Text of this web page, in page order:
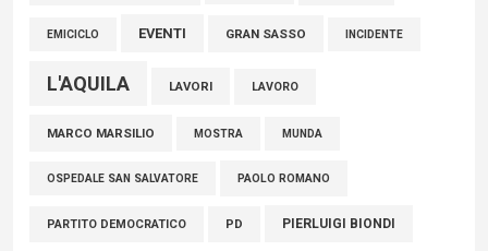
EMICICLO EVENTI GRAN SASSO INCIDENTE
L'AQUILA LAVORI LAVORO
MARCO MARSILIO MOSTRA MUNDA
OSPEDALE SAN SALVATORE PAOLO ROMANO
PARTITO DEMOCRATICO PD PIERLUIGI BIONDI